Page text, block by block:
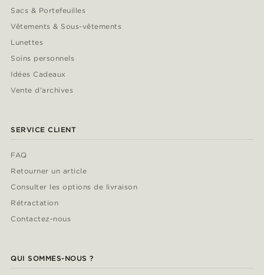
Sacs & Portefeuilles
Vêtements & Sous-vêtements
Lunettes
Soins personnels
Idées Cadeaux
Vente d'archives
SERVICE CLIENT
FAQ
Retourner un article
Consulter les options de livraison
Rétractation
Contactez-nous
QUI SOMMES-NOUS ?